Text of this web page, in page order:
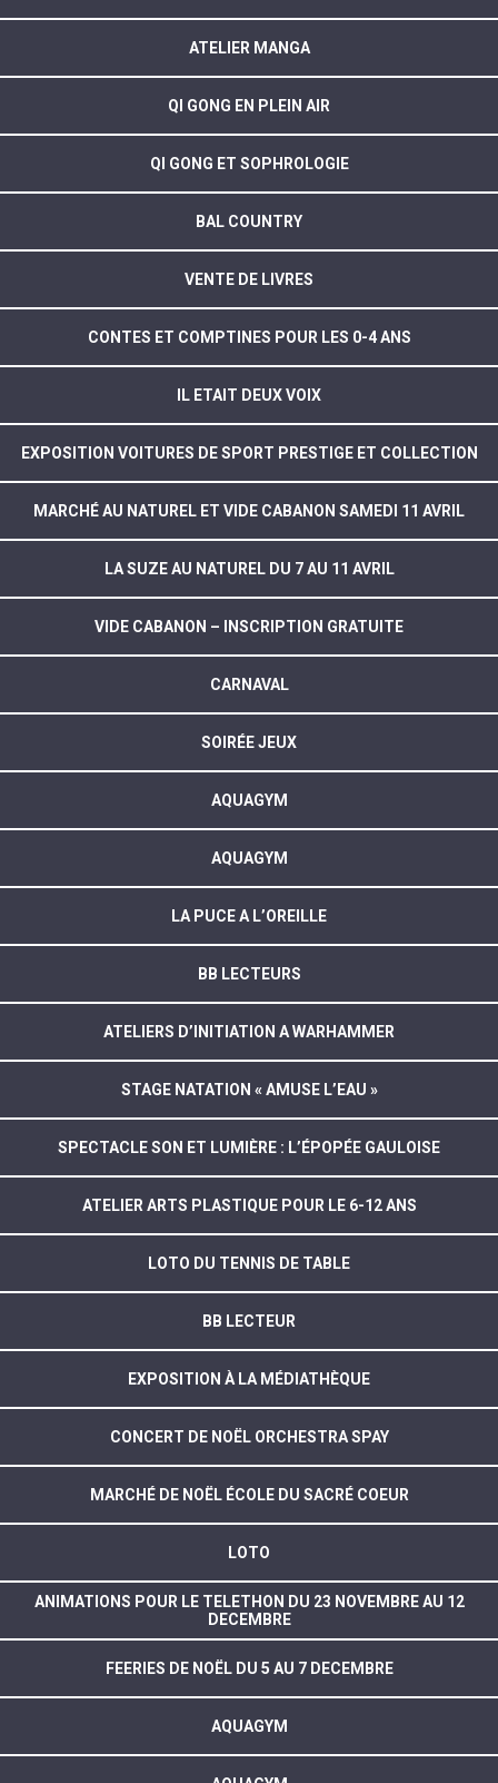
ATELIER MANGA
QI GONG EN PLEIN AIR
QI GONG ET SOPHROLOGIE
BAL COUNTRY
VENTE DE LIVRES
CONTES ET COMPTINES POUR LES 0-4 ANS
IL ETAIT DEUX VOIX
EXPOSITION VOITURES DE SPORT PRESTIGE ET COLLECTION
MARCHÉ AU NATUREL ET VIDE CABANON SAMEDI 11 AVRIL
LA SUZE AU NATUREL DU 7 AU 11 AVRIL
VIDE CABANON – INSCRIPTION GRATUITE
CARNAVAL
SOIRÉE JEUX
AQUAGYM
AQUAGYM
LA PUCE A L’OREILLE
BB LECTEURS
ATELIERS D’INITIATION A WARHAMMER
STAGE NATATION « AMUSE L’EAU »
SPECTACLE SON ET LUMIÈRE : L’ÉPOPÉE GAULOISE
ATELIER ARTS PLASTIQUE POUR LE 6-12 ANS
LOTO DU TENNIS DE TABLE
BB LECTEUR
EXPOSITION À LA MÉDIATHÈQUE
CONCERT DE NOËL ORCHESTRA SPAY
MARCHÉ DE NOËL ÉCOLE DU SACRÉ COEUR
LOTO
ANIMATIONS POUR LE TELETHON DU 23 NOVEMBRE AU 12
DECEMBRE
FEERIES DE NOËL DU 5 AU 7 DECEMBRE
AQUAGYM